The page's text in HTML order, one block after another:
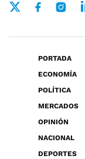
PORTADA
ECONOMÍA
POLÍTICA
MERCADOS
OPINIÓN
NACIONAL
DEPORTES